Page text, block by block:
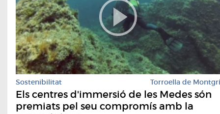
Sostenibilitat Torroella de Montgrí
Els centres d'immersió de les Medes són
premiats pel seu compromís amb la